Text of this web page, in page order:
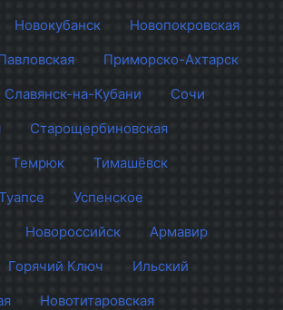
Новокубанск
Новопокровская
Приморско-Ахтарск
Славянск-на-Кубани
Сочи
Старощербиновская
Темрюк
Тимашёвск
Успенское
Новороссийск
Армавир
Горячий Ключ
Ильский
Новотитаровская